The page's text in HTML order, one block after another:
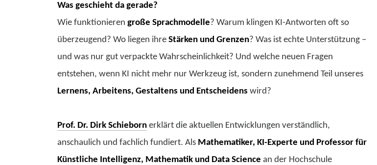
Was geschieht da gerade?
Wie funktionieren große Sprachmodelle? Warum klingen KI-Antworten oft so
überzeugend? Wo liegen ihre Stärken und Grenzen? Was ist echte Unterstützung –
und was nur gut verpackte Wahrscheinlichkeit? Und welche neuen Fragen
entstehen, wenn KI nicht mehr nur Werkzeug ist, sondern zunehmend Teil unseres
Lernens, Arbeitens, Gestaltens und Entscheidens wird?
Prof. Dr. Dirk Schieborn erklärt die aktuellen Entwicklungen verständlich,
anschaulich und fachlich fundiert. Als Mathematiker, KI-Experte und Professor für
Künstliche Intelligenz, Mathematik und Data Science an der Hochschule